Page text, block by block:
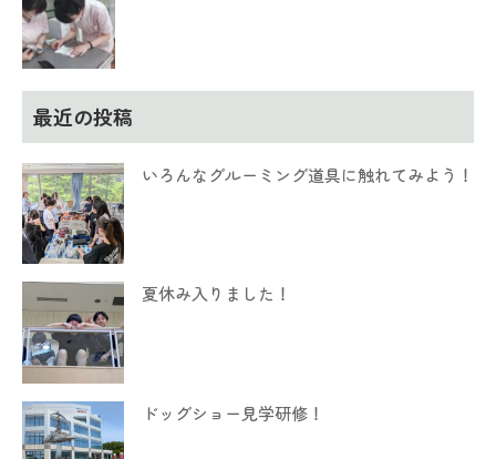
最近の投稿
いろんなグルーミング道具に触れてみよう！
夏休み入りました！
ドッグショー見学研修！